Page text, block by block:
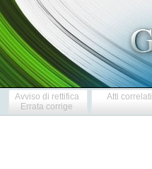
Avviso di rettifica
Errata corrige
Atti correlati